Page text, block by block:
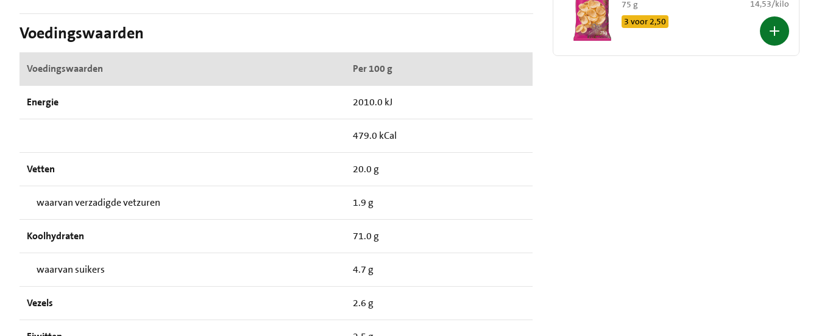
Voedingswaarden
Voedingswaarden Per 100 g
Energie 2010.0 kJ
479.0 kCal
Vetten 20.0 g
waarvan verzadigde vetzuren 1.9 g
Koolhydraten 71.0 g
waarvan suikers 4.7 g
Vezels 2.6 g
75 g
3 voor 2,50
€ 14,53 per kilo
14,53/kilo